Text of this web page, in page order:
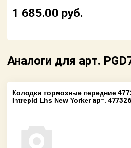
1 685.00 руб.
Аналоги для арт.
Колодки тормозные передние
Intrepid Lhs New Yorkerарт.